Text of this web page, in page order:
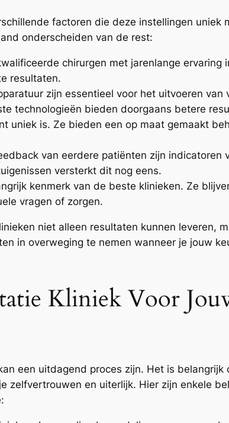
factoren die deze instellingen uniek
onderscheiden van de rest:
chirurgen met jarenlange ervaring
resultaten.
zijn essentieel voor het uitvoeren van
technologieën bieden doorgaans betere
uniek is. Ze bieden een op maat gemaakt
van eerdere patiënten zijn indicatoren
versterkt dit nog eens.
kenmerk van de beste klinieken. Ze
vragen of zorgen.
niet alleen resultaten kunnen leveren,
in overweging te nemen wanneer je jouw
Kliniek Voor
een uitdagend proces zijn. Het is belangrijk
zelfvertrouwen en uiterlijk. Hier zijn enkele